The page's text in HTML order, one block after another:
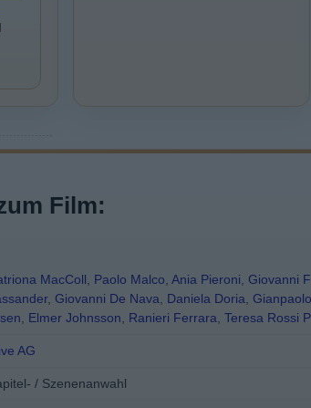
Film:
MacColl Paolo Malco Ania Pieroni Giovanni
, Giovanni De Nava Daniela Doria
Elmer Johnsson Ranieri Ferrara Teresa Rossi
AG
/ Szenenanwahl